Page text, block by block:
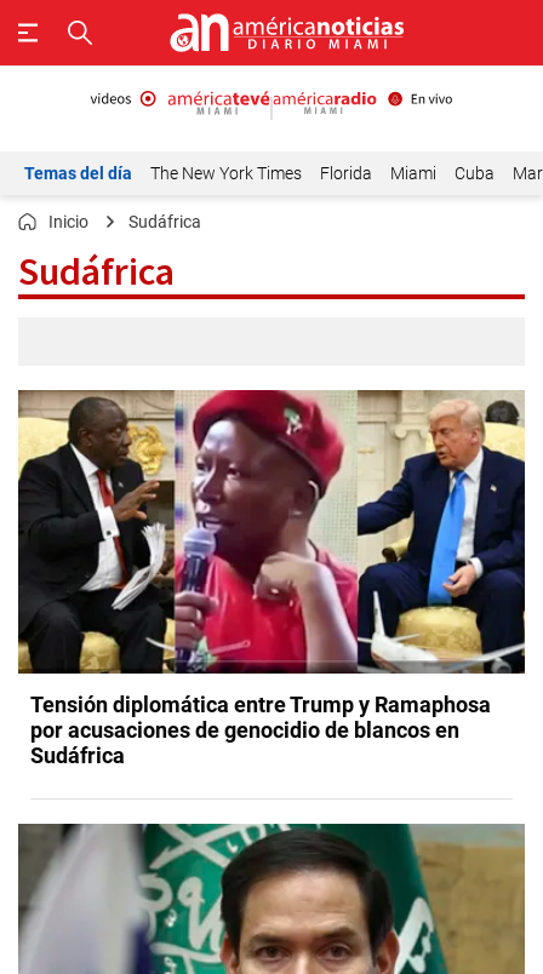
Temas del día The New York Times Florida Miami Cuba
Inicio Sudáfrica
Sudáfrica
Tensión diplomática entre Trump y Ramaphosa
por acusaciones de genocidio de blancos en
Sudáfrica